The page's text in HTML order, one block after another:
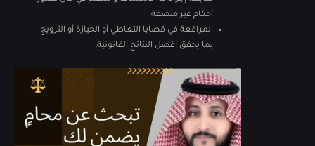
أحكام غير منصفة.
المرافعة في قضايا التعاطي أو الحيازة أو الترويج
بما يحقق أفضل النتائج القانونية.